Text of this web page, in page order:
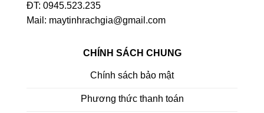
ĐT: 0945.523.235
Mail: maytinhrachgia@gmail.com
CHÍNH SÁCH CHUNG
Chính sách bảo mật
Phương thức thanh toán